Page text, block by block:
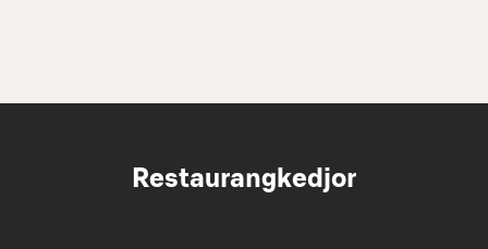
Restaurangkedjor